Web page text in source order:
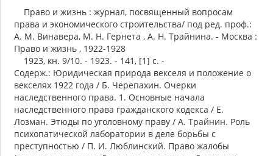
Право и жизнь : журнал, посвященный вопросам
права и экономического строительства/ под ред. проф.:
А. М. Винавера, М. Н. Гернета , А. Н. Трайнина. - Москва :
Право и жизнь , 1922-1928
1923, кн. 9/10. - 1923. - 141, [1] с. -
Содерж.: Юридическая природа векселя и положение о
векселях 1922 года / Б. Черепахин. Очерки
наследственного права. 1. Основные начала
наследственного права гражданского кодекса / Е.
Лозман. Этюды по уголовному праву / А. Трайнин. Роль
психопатической лаборатории в деле борьбы с
преступностью / П. И. Люблинский. Право жалобы